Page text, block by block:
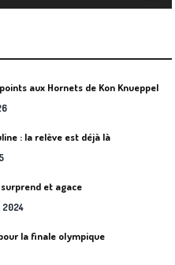
aux Hornets de Kon Knueppel
: la relève est déjà là
et agace
2024
la finale olympique